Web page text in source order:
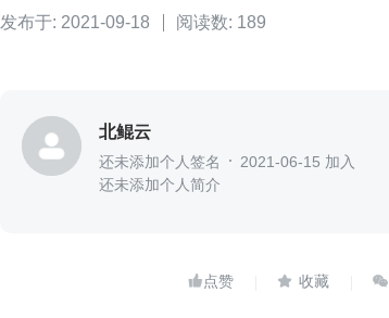
发布于: 2021-09-18 阅读数: 189
北鲲云
还未添加个人签名
2021-06-15 加入
还未添加个人简介
  